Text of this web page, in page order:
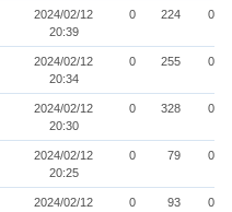
2024/02/12
20:39
0 224 0
2024/02/12
20:34
0 255 0
2024/02/12
20:30
0 328 0
2024/02/12
20:25
0 79 0
2024/02/12
0 93 0